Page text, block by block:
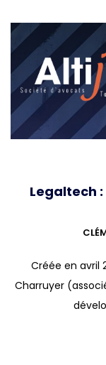
Legaltech
Créée en avril
Charruyer